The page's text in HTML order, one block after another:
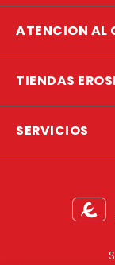
ATENCION AL
TIENDAS
SERVICIOS